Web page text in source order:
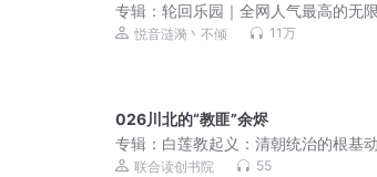
专辑：轮回乐园｜全网人气最高的无限
流 悦音涟漪丶不倾 11万
026川北的“教匪”余烬
专辑： 白莲教起义：清朝统治的根基动
摇 联合读创书院 55